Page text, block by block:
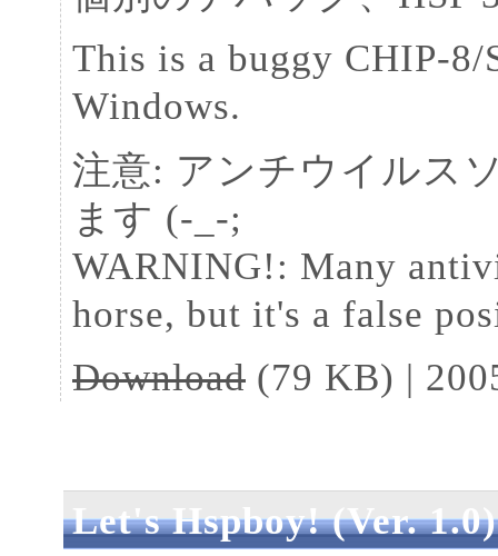
This is a buggy CHIP-
Windows.
注意: アンチウイルス
ます (-_-;
WARNING!: Many
horse, but it's a false
Download (79 KB) |
Let's Hspboy! (Ver.